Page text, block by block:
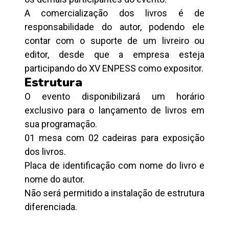
A comercialização dos livros é de
responsabilidade do autor, podendo ele
contar com o suporte de um livreiro ou
editor, desde que a empresa esteja
participando do XV ENPESS como expositor.
Estrutura
O evento disponibilizará um horário
exclusivo para o lançamento de livros em
sua programação.
01 mesa com 02 cadeiras para exposição
dos livros.
Placa de identificação com nome do livro e
nome do autor.
Não será permitido a instalação de estrutura
diferenciada.